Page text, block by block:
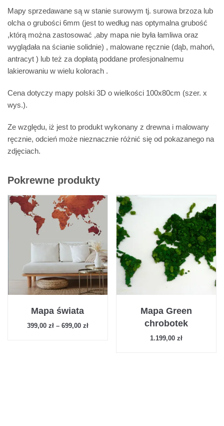
Mapy sprzedawane są w stanie surowym tj. surowa brzoza lub
olcha o grubości 6mm (jest to według nas optymalna grubość
,którą można zastosować ,aby mapa nie była łamliwa oraz
wyglądała na ścianie solidnie) , malowane ręcznie (dąb, mahoń,
antracyt ) lub też za dopłatą poddane profesjonalnemu
lakierowaniu w wielu kolorach .
Cena dotyczy mapy polski 3D o wielkości 100x80cm (szer. x
wys.).
Ze względu, iż jest to produkt wykonany z drewna i malowany
ręcznie, odcień może nieznacznie różnić się od pokazanego na
zdjęciach.
Pokrewne produkty
Mapa świata
399,00 zł– 699,00 zł
Mapa Green
chrobotek
1.199,00zł